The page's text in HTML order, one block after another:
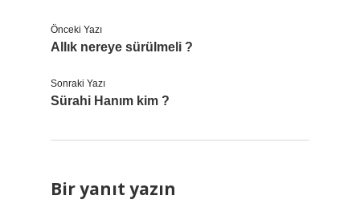
Önceki Yazı
Allık nereye sürülmeli ?
Sonraki Yazı
Sürahi Hanım kim ?
Bir yanıt yazın